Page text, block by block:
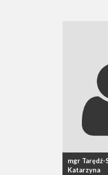
mgr Tarędź-
Katarzyna